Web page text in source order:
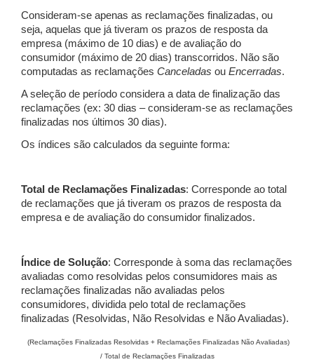
Consideram-se apenas as reclamações finalizadas, ou
seja, aquelas que já tiveram os prazos de resposta da
empresa (máximo de 10 dias) e de avaliação do
consumidor (máximo de 20 dias) transcorridos. Não são
computadas as reclamações Canceladas ou Encerradas.
A seleção de período considera a data de finalização das
reclamações (ex: 30 dias – consideram-se as reclamações
finalizadas nos últimos 30 dias).
Os índices são calculados da seguinte forma:
Total de Reclamações Finalizadas: Corresponde ao total
de reclamações que já tiveram os prazos de resposta da
empresa e de avaliação do consumidor finalizados.
Índice de Solução: Corresponde à soma das reclamações
avaliadas como resolvidas pelos consumidores mais as
reclamações finalizadas não avaliadas pelos
consumidores, dividida pelo total de reclamações
finalizadas (Resolvidas, Não Resolvidas e Não Avaliadas).
(Reclamações Finalizadas Resolvidas + Reclamações Finalizadas Não Avaliadas)
/ Total de Reclamações Finalizadas